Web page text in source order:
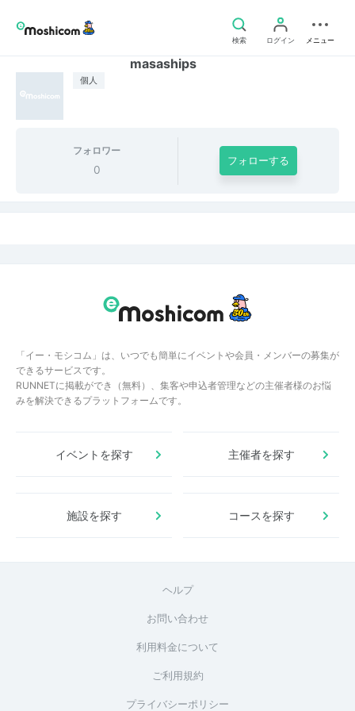
検索 ログイン メニュー
個人
masaships
フォロワー
0
フォローする
「イー・モシコム」は、いつでも簡単にイベントや会員・メンバーの募集が
できるサービスです。
RUNNETに掲載ができ（無料）、集客や申込者管理などの主催者様のお悩
みを解決できるプラットフォームです。
イベントを探す 主催者を探す
施設を探す コースを探す
ヘルプ
お問い合わせ
利用料金について
ご利用規約
プライバシーポリシー